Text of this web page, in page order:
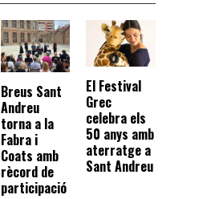
Breus Sant
Andreu
torna a la
Fabra i
Coats amb
rècord de
participació
El Festival
Grec
celebra els
50 anys amb
aterratge a
Sant Andreu